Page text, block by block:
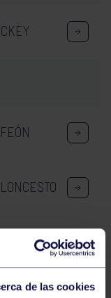
de las cookies
Y